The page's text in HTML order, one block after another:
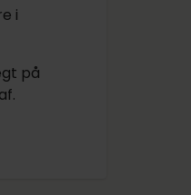
i
på